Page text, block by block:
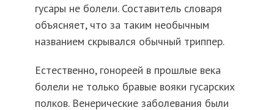
гусары не болели. Составитель словаря
объясняет, что за таким необычным
названием скрывался обычный триппер.
Естественно, гонореей в прошлые века
болели не только бравые вояки гусарских
полков. Венерические заболевания были